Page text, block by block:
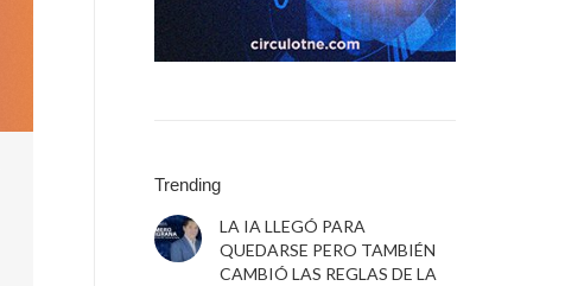
Trending
LA IA LLEGÓ PARA
QUEDARSE PERO TAMBIÉN
CAMBIÓ LAS REGLAS DE LA